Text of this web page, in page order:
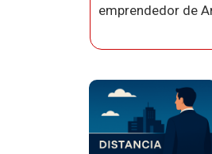
emprendedor de